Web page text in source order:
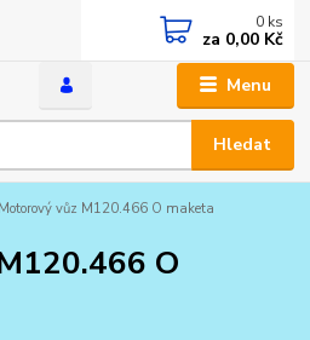
Menu
Hledat
0 ks
za 0,00 Kč
Motorový vůz M120.466 O maketa
O